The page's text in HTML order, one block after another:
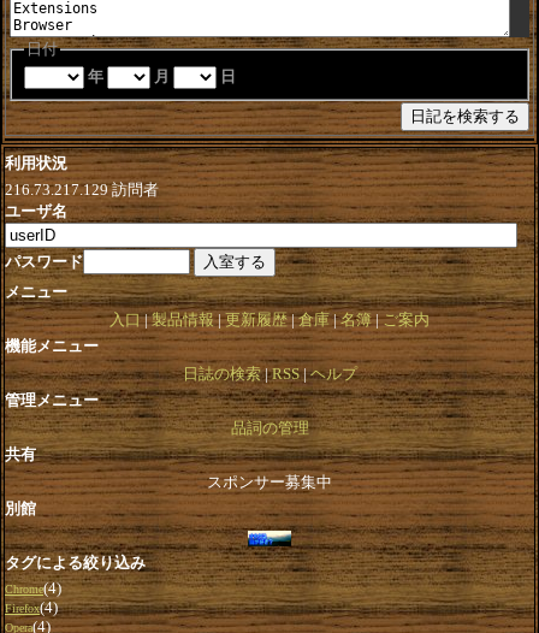
日付
年
月 日
利用状況
216.73.217.129訪問者
ユーザ名
パスワード
メニュー
入口 製品情報 更新履歴 倉庫 名簿 ご案内
機能メニュー
日誌の検索 RSS ヘルプ
管理メニュー
品詞の管理
共有
スポンサー募集中
別館
タグによる絞り込み
Chrome(4)
Firefox(4)
Opera(4)